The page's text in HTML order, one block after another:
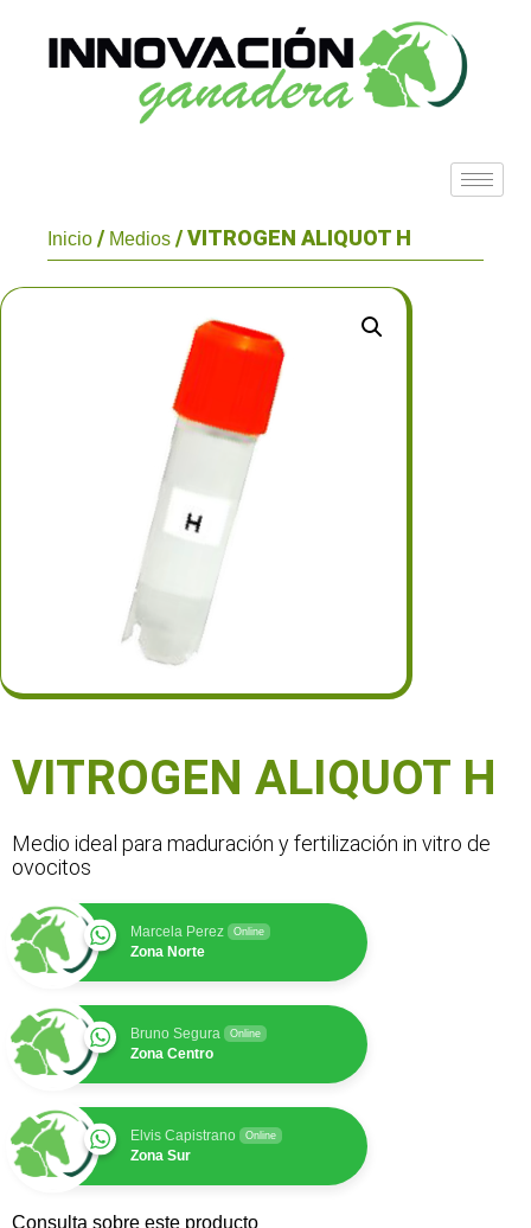
Inicio / Medios / VITROGEN ALIQUOT H
VITROGEN ALIQUOT H
Medio ideal para maduración y fertilización in vitro de
ovocitos
Marcela Perez Online
Zona Norte
Bruno Segura Online
Zona Centro
Elvis Capistrano Online
Zona Sur
Consulta sobre este producto